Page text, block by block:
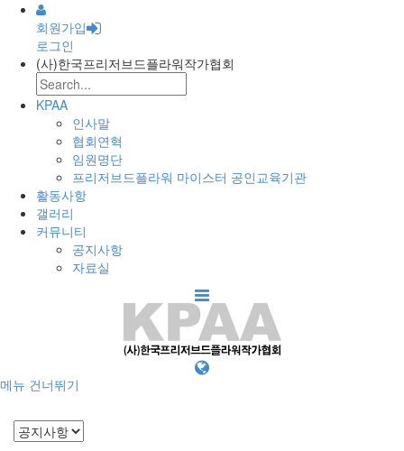
회원가입
로그인
(사)한국프리저브드플라워작가협회
KPAA
인사말
협회연혁
임원명단
프리저브드플라워 마이스터 공인교육기관
활동사항
갤러리
커뮤니티
공지사항
자료실
메뉴 건너뛰기